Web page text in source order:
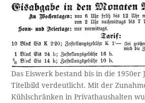
Das Eiswerk bestand bis in die 1950er
Titelbild verdeutlicht. Mit der
Kühlschränken in Privathaushalten